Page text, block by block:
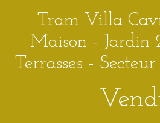
Tram Villa
Maison - Jardin
Terrasses -